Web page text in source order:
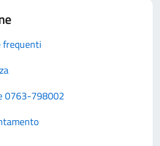
frequenti
0763-798002